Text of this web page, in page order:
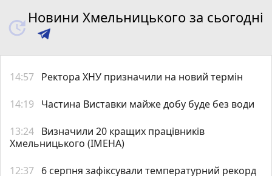
Новини Хмельницького за сьогодні
14:57 Ректора ХНУ призначили на новий термін
14:19 Частина Виставки майже добу буде без води
13:24 Визначили 20 кращих працівників
Хмельницького (ІМЕНА)
12:37 6 серпня зафіксували температурний рекорд